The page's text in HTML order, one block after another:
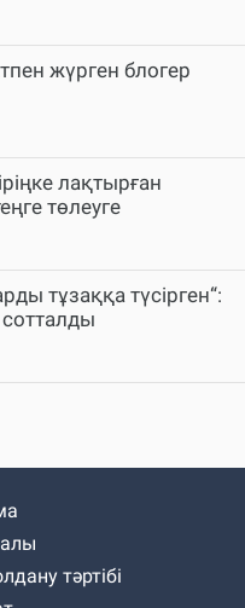
жүрген блогер
лақтырған
төлеуге
тұзаққа түсірген“:
тәртібі